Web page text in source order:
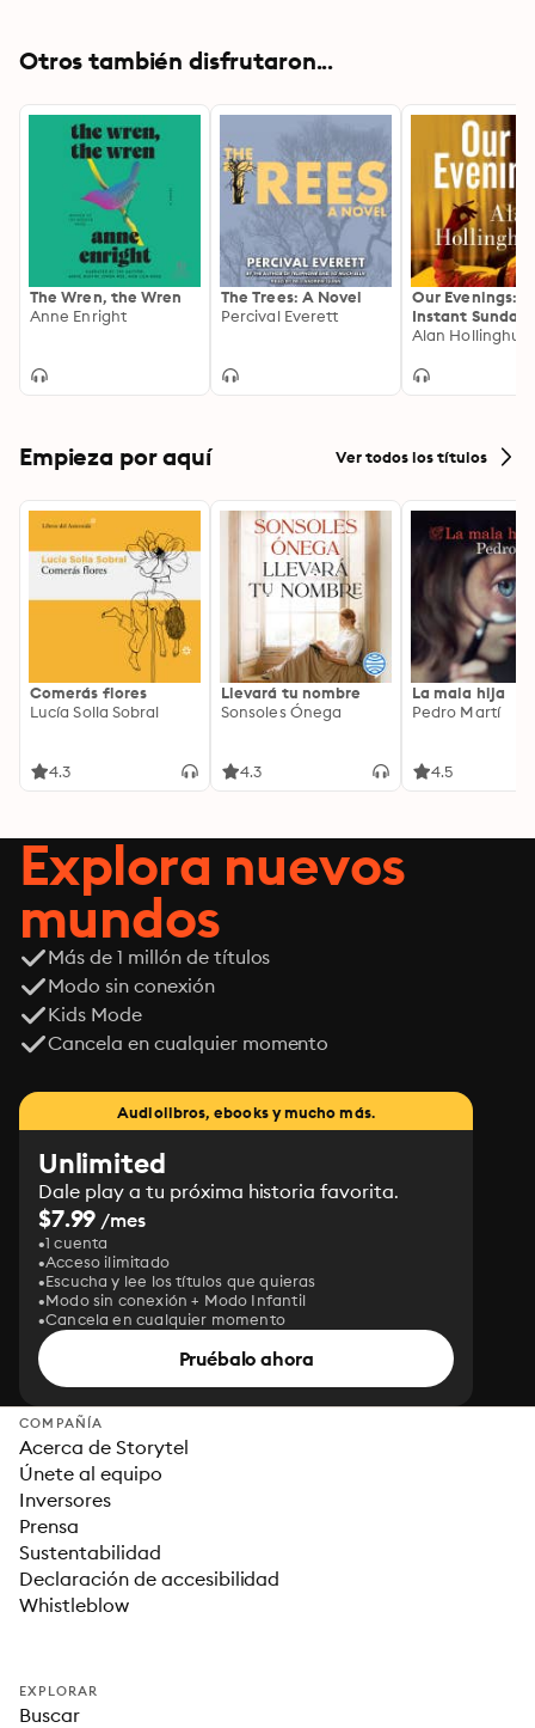
Otros también disfrutaron...
The Wren, the Wren
Anne Enright
The Trees: A Novel
Percival Everett
Our Evenings:
Instant Sunday
Bestseller from
Author
Alan
Empieza por aquí Ver todos los títulos
Comerás flores
Lucía Solla Sobral
4.3
Llevará tu nombre
Sonsoles Ónega
4.3
La mala hija
Pedro Martí
4.5
Explora nuevos
mundos
Más de 1 millón de títulos
Modo sin conexión
Kids Mode
Cancela en cualquier momento
Audiolibros, ebooks y mucho más.
Unlimited
Dale play a tu próxima historia favorita.
$7.99 /mes
1 cuenta
Acceso ilimitado
Escucha y lee los títulos que quieras
Modo sin conexión + Modo Infantil
Cancela en cualquier momento
Pruébalo ahora
COMPAÑÍA
Acerca de Storytel
Únete al equipo
Inversores
Prensa
Sustentabilidad
Declaración de accesibilidad
Whistleblow
EXPLORAR
Buscar